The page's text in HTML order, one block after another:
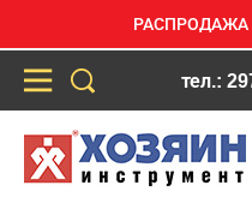
РАСПРОДАЖА
тел.: